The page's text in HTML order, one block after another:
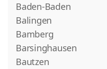
Baden-Baden
Balingen
Bamberg
Barsinghausen
Bautzen